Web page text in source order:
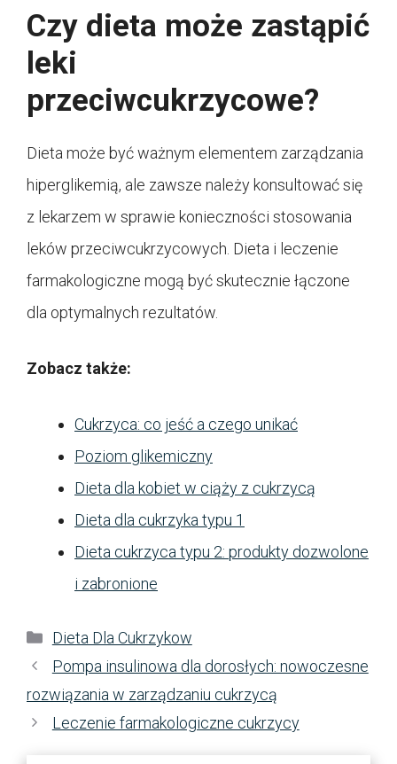
Czy dieta może zastąpić
leki
przeciwcukrzycowe?
Dieta może być ważnym elementem zarządzania
hiperglikemią, ale zawsze należy konsultować się
z lekarzem w sprawie konieczności stosowania
leków przeciwcukrzycowych. Dieta i leczenie
farmakologiczne mogą być skutecznie łączone
dla optymalnych rezultatów.
Zobacz także:
Cukrzyca: co jeść a czego unikać
Poziom glikemiczny
Dieta dla kobiet w ciąży z cukrzycą
Dieta dla cukrzyka typu 1
Dieta cukrzyca typu 2: produkty dozwolone
i zabronione
Kategorie
Dieta Dla Cukrzykow
Pompa insulinowa dla dorosłych: nowoczesne
rozwiązania w zarządzaniu cukrzycą
Leczenie farmakologiczne cukrzycy